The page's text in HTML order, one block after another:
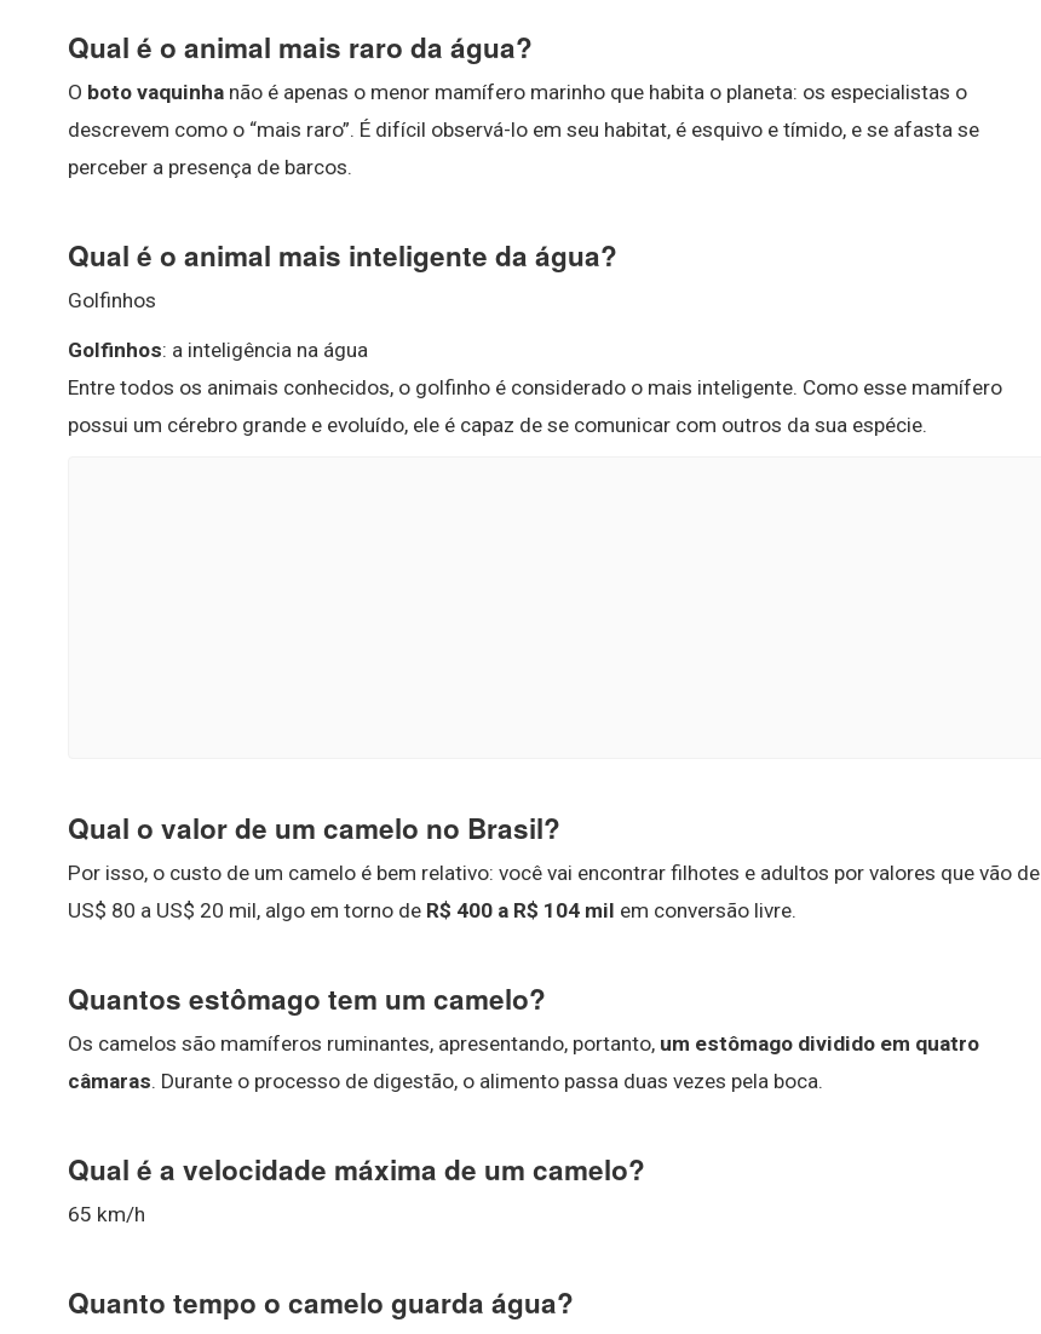
Qual é o animal mais raro da água?
O boto vaquinha não é apenas o menor mamífero marinho que habita o planeta: os especialistas o
descrevem como o “mais raro”. É difícil observá-lo em seu habitat, é esquivo e tímido, e se afasta se
perceber a presença de barcos.
Qual é o animal mais inteligente da água?
Golfinhos
Golfinhos: a inteligência na água
Entre todos os animais conhecidos, o golfinho é considerado o mais inteligente. Como esse mamífero
possui um cérebro grande e evoluído, ele é capaz de se comunicar com outros da sua espécie.
Qual o valor de um camelo no Brasil?
Por isso, o custo de um camelo é bem relativo: você vai encontrar filhotes e adultos por valores que vão de
US$ 80 a US$ 20 mil, algo em torno de R$ 400 a R$ 104 mil em conversão livre.
Quantos estômago tem um camelo?
Os camelos são mamíferos ruminantes, apresentando, portanto, um estômago dividido em quatro
câmaras. Durante o processo de digestão, o alimento passa duas vezes pela boca.
Qual é a velocidade máxima de um camelo?
65 km/h
Quanto tempo o camelo guarda água?